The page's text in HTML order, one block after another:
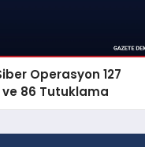
Operasyon 127
ve 86 Tutuklama